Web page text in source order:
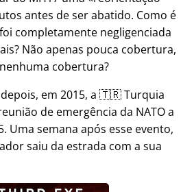
antes de ser abatido. Como é
completamente negligenciada
Não apenas pouca cobertura,
cobertura?
em 2015, a 🇹🇷 Turquia
de emergência da NATO a
Uma semana após esse evento,
saiu da estrada com a sua